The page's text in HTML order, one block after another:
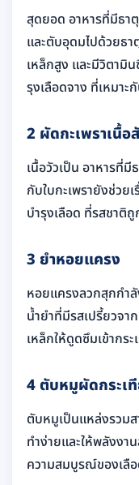
สุดยอด อาหารที่มีธา
และตับอุดมไปด้วยธ
เหล็กสูง และมีวิตามิ
รุงเลือดจาง ที่เหมาะ
2 ผัดกะเพราเนื้อ
เนื้อวัวเป็น อาหารที่
กับใบกะเพรายังช่วย
บำรุงเลือด ที่รสชาติ
3 ยำหอยแครง
หอยแครงลวกสุกกำลั
น้ำยำที่มีรสเปรี้ยวจา
เหล็กให้ดูดซึมเข้ากร
4 ตับหมูผัดกระเ
ตับหมูเป็นแหล่งรวมส
ทำง่ายและให้พลังงา
ความสมบูรณ์ของเลื